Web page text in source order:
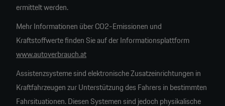
ermittelt werden.
Mehr Informationen über CO2-Emissionen und
Kraftstoffwerte finden Sie auf der Informationsplattform
www.autoverbrauch.at
Assistenzsysteme sind elektronische Zusatzeinrichtungen in
Kraftfahrzeugen zur Unterstützung des Fahrers in bestimmten
Fahrsituationen. Diesen Systemen sind jedoch physikalische